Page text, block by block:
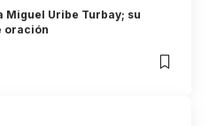
Miguel Uribe Turbay; su
oración